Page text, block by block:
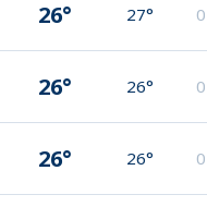
26° 27° 0
26° 26° 0
26° 26° 0